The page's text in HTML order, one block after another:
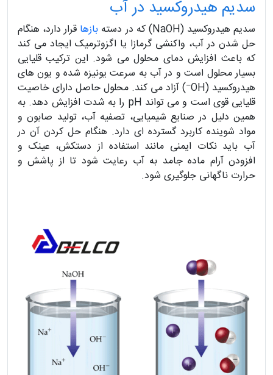
سدیم هیدروکسید در آب
سدیم هیدروکسید (NaOH) که در دسته بازها قرار دارد، هنگام
حل شدن در آب، واکنشی گرمازا یا اگزوترمیک ایجاد می‌ کند
که باعث افزایش دمای محلول می‌ شود. این ترکیب قلیایی
بسیار محلول است و در آب به‌ سرعت یونیزه شده و یون‌ های
هیدروکسید (OH⁻) آزاد می‌ کند. محلول حاصل دارای خاصیت
قلیایی قوی است و می‌ تواند pH را به‌ شدت افزایش دهد. به
همین دلیل در صنایع شیمیایی، تصفیه آب، تولید صابون و
مواد شوینده کاربرد گسترده‌ ای دارد. هنگام حل کردن آن در
آب باید نکات ایمنی مانند استفاده از دستکش، عینک و
افزودن آرام ماده جامد به آب رعایت شود تا از پاشش و
حرارت ناگهانی جلوگیری شود.